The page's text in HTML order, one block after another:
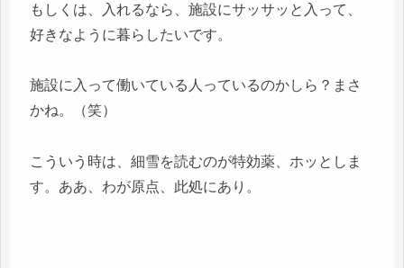
もしくは、入れるなら、施設にサッサッと入って、
好きなように暮らしたいです。
施設に入って働いている人っているのかしら？まさ
かね。（笑）
こういう時は、細雪を読むのが特効薬、ホッとしま
す。ああ、わが原点、此処にあり。